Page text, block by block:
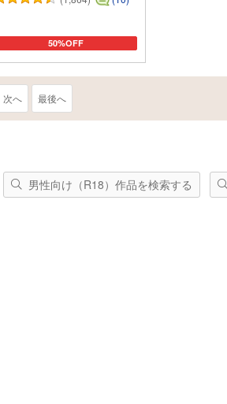
50%OFF
カートに追加
次へ 最後へ
男性向け（R18）作品を検索する